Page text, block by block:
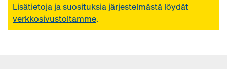
Lisätietoja ja suosituksia järjestelmästä löydät
verkkosivustoltamme.